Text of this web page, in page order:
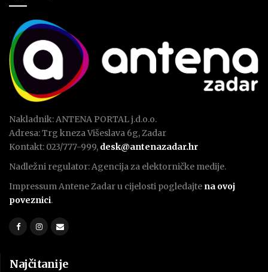
Nakladnik: ANTENA PORTAL j.d.o.o.
Adresa: Trg kneza Višeslava 6g, Zadar
Kontakt: 023/777-999, desk@antenazadar.hr
Nadležni regulator: Agencija za elektorničke medije.
Impressum Antene Zadar u cijelosti pogledajte na ovoj
poveznici.
Najčitanije